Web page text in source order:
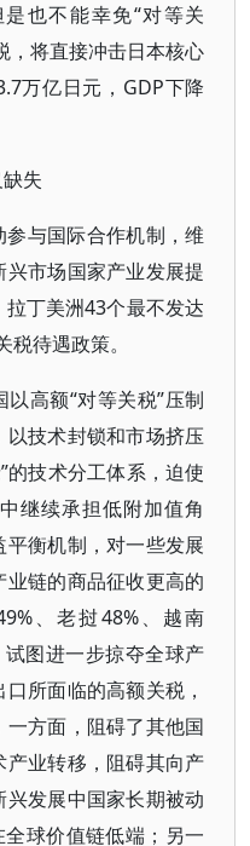
也不能幸免“对等关
，将直接冲击日本核心
万亿日元，GDP下降
失
与国际合作机制，维
市场国家产业发展提
丁美洲43个最不发达
待遇政策。
高额“对等关税”压制
技术封锁和市场挤压
的技术分工体系，迫使
继续承担低附加值角
衡机制，对一些发展
链的商品征收更高的
、老挝48%、越南
图进一步掠夺全球产
所面临的高额关税，
方面，阻碍了其他国
业转移，阻碍其向产
发展中国家长期被动
球价值链低端；另一